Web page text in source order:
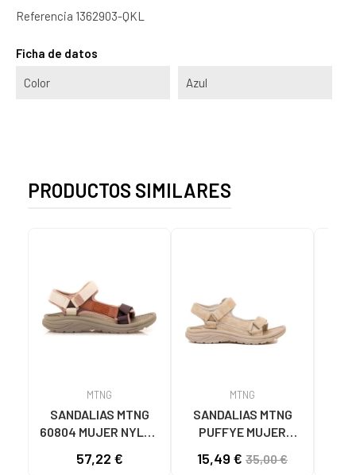
Referencia 1362903-QKL
Ficha de datos
Color Azul
PRODUCTOS SIMILARES
MTNG
SANDALIAS MTNG
60804 MUJER NYLON
TAUPE C59615 - -
57,22 €
MTNG
SANDALIAS MTNG
PUFFYE MUJER
C60056 C60056 -
15,49 € 35,00 €